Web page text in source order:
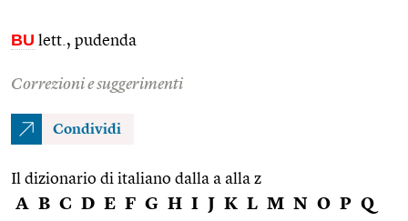
BU lett., pudenda
Correzioni e suggerimenti
Condividi
Il dizionario di italiano dalla a alla z
A B C D E F G H I J K L M N O P Q